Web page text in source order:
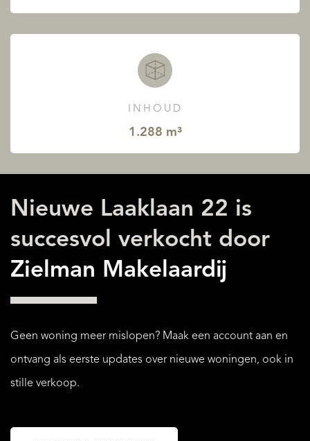
INHOUD
1.288 m³
Nieuwe Laaklaan 22 is
succesvol verkocht door
Zielman Makelaardij
Geen woning meer mislopen? Maak een account aan en
ontvang als eerste updates over nieuwe woningen, ook in
stille verkoop.